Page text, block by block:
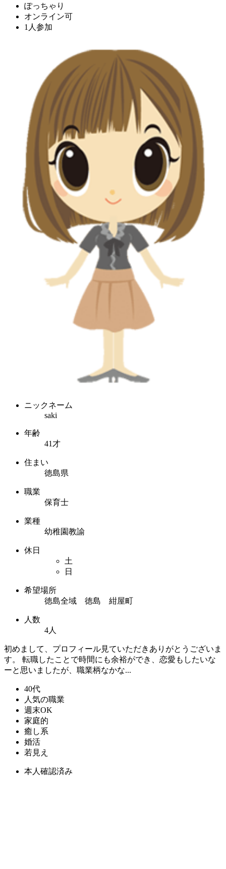
ぽっちゃり
オンライン可
1人参加
ニックネーム
saki
年齢
41才
住まい
徳島県
職業
保育士
業種
幼稚園教諭
休日
土
日
希望場所
徳島全域 徳島 紺屋町
人数
4人
初めまして、プロフィール見ていただきありがとうございま
す。 転職したことで時間にも余裕ができ、恋愛もしたいな
ーと思いましたが、職業柄なかな...
40代
人気の職業
週末OK
家庭的
癒し系
婚活
若見え
本人確認済み